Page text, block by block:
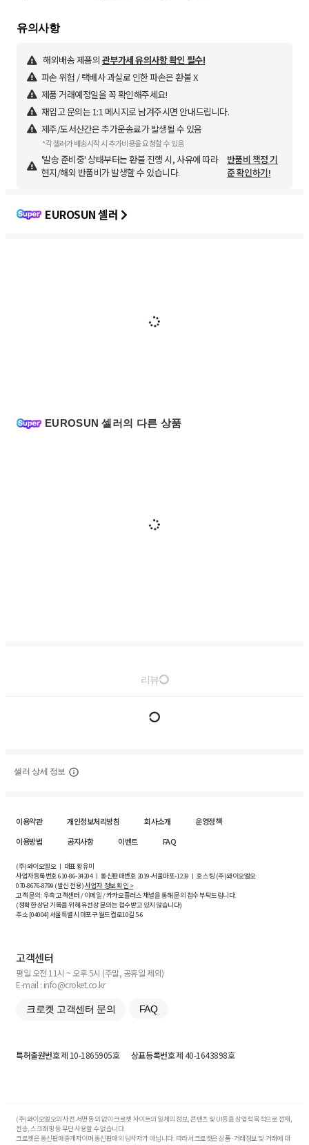
유의사항
해외배송 제품의 관부가세 유의사항 확인 필수!
파손 위험 / 택배사 과실로 인한 파손은 환불 X
제품 거래예정일을 꼭 확인해주세요!
재입고 문의는 1:1 메시지로 남겨주시면 안내드립니다.
제주/도서산간은 추가운송료가 발생될 수 있음
*각 셀러가 배송시작 시 추가비용을 요청할 수 있음
'발송 준비중' 상태부터는 환불 진행 시, 사유에 따라
현지/해외 반품비가 발생할 수 있습니다.
반품비 책정 기
준 확인하기!
EUROSUN 셀러
EUROSUN 셀러의 다른 상품
리뷰
셀러 상세 정보
이용약관 개인정보처리방침 회사소개
운영정책
이용방법
공지사항 이벤트 FAQ
(주)와이오엘오 ㅣ 대표 황유미
사업자등록번호610-86-34204ㅣ 통신판매번호 2019-서울마포-1239 ㅣ 호스팅 (주)와이오엘오
070-8676-8799 (발신 전용)사업자 정보 확인 >
고객 문의: 우측 고객센터 / 이메일 / 카카오플러스 채널을 통해 문의 접수 부탁드립니다.
(정확한 상담 기록을 위해 유선상 문의는 접수받고 있지 않습니다)
주소 [04004] 서울특별시 마포구 월드컵로10길5-6
고객센터
평일 오전 11시 ~ 오후 5시 (주말, 공휴일 제외)
E-mail : info@croket.co.kr
크로켓 고객센터 문의 FAQ
특허출원번호제 10-1865905호 상표등록번호제 40-1643898호
(주)와이오엘오의 사전 서면 동의 없이 크로켓 사이트의 일체의 정보, 콘텐츠 및 UI등을 상업적 목적으로 전재,
전송, 스크래핑 등 무단 사용할 수 없습니다.
크로켓은 통신판매중개자이며 통신판매의 당사자가 아닙니다. 따라서 크로켓은 상품·거래정보 및 거래에 대